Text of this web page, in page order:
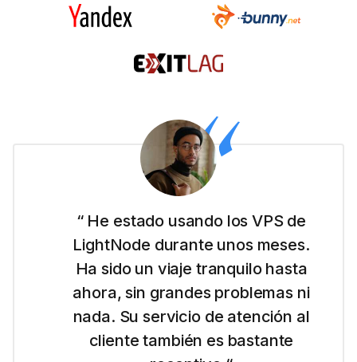
“ Soy nueva en todo esto de los
sitios web y LightNode me facilitó
comenzar con su VPS en Dubai.
Es simple de usar y me gusta su
precio directo.“
Emma Wilson